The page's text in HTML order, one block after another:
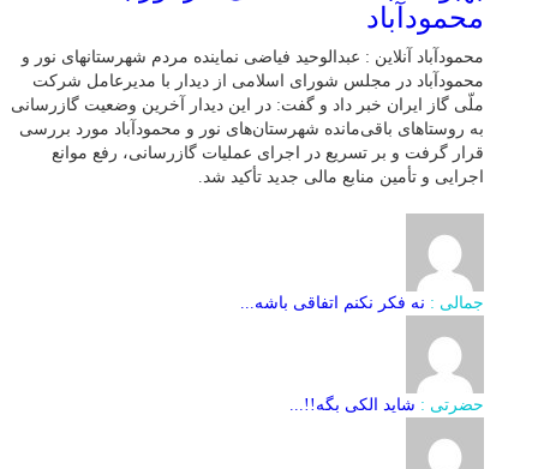
محمودآباد
محمودآباد آنلاین : عبدالوحید فیاضی نماینده مردم شهرستانهای نور و
محمودآباد در مجلس شورای اسلامی از دیدار با مدیرعامل شرکت
ملّی گاز ایران خبر داد و گفت: در این دیدار آخرین وضعیت گازرسانی
به روستاهای باقی‌مانده شهرستان‌های نور و محمودآباد مورد بررسی
قرار گرفت و بر تسریع در اجرای عملیات گازرسانی، رفع موانع
اجرایی و تأمین منابع مالی جدید تأکید شد.
جمالی : نه فکر نکنم اتفاقی باشه...
حضرتی : شاید الکی بگه!!...